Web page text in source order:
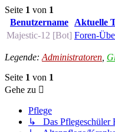
Seite 1 von 1
Benutzername
Aktuelle
Majestic-12 [Bot] Foren-
Legende: Administratoren
Seite 1 von 1
Gehe zu
Pflege
↳ Das Pflegeschüler